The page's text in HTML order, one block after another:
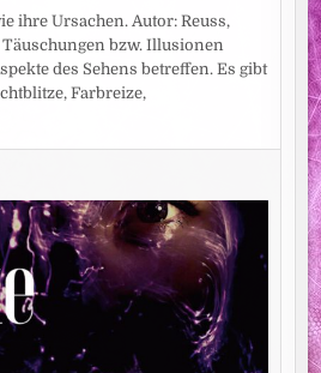
ihre Ursachen. Autor: Reuss,
Täuschungen bzw. Illusionen
des Sehens betreffen. Es gibt
Farbreize,